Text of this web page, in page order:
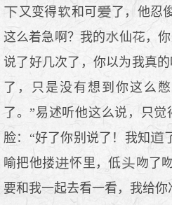
又变得
和可 了，他忍
这么着急啊？我的
仙
，
说了好几次了，你以为我真
了，只是没有想到你这么
了。”易述听他这么说，只
脸：“好了你别说了！我知
喻把他搂
怀里，低 吻了
要和我一起去看一看，我给你